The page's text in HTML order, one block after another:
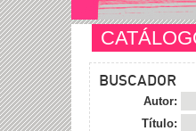
BUSCADOR
Autor:
Título: